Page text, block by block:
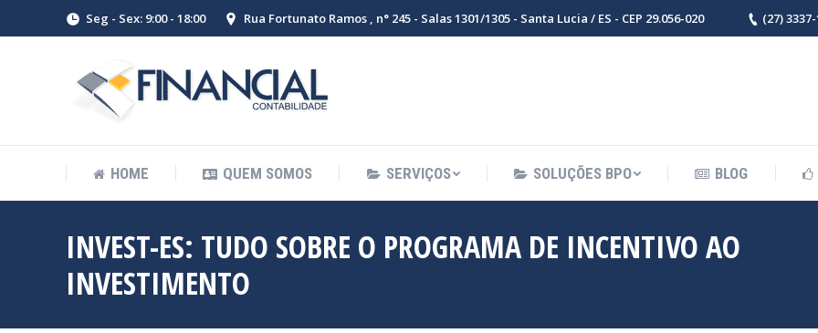
Seg - Sex: 9:00 - 18:00 Rua Fortunato Ramos , n° 245 - Salas 1301/1305 - Santa Lucia / ES - CEP 29.056-020 (27)
HOME QUEM SOMOS SERVIÇOS SOLUÇÕES BPO BLOG
INVEST-ES: TUDO SOBRE O PROGRAMA DE INCENTIVO AO
INVESTIMENTO